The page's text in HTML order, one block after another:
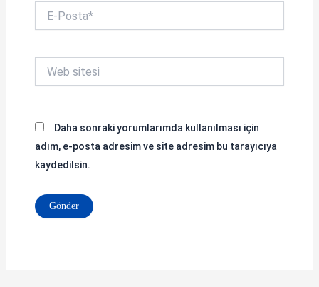
Posta*
sitesi
Daha sonraki yorumlarımda kullanılması için
adım, e-posta adresim ve site adresim bu tarayıcıya
kaydedilsin.